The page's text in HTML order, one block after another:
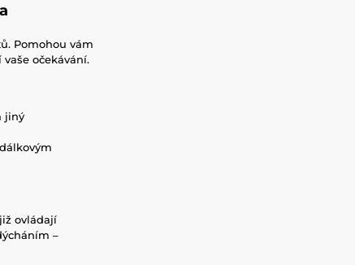
Pomohou vám
očekávání.
jiný
ovládají
–